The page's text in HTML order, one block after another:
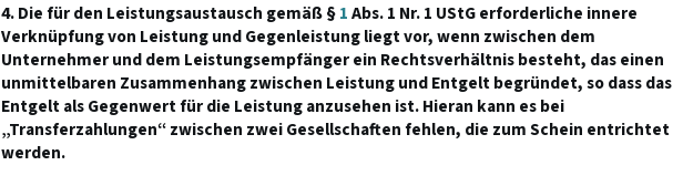
4. Die für den Leistungsaustausch gemäß §1Abs. 1 Nr. 1 UStG erforderliche innere
Verknüpfung von Leistung und Gegenleistung liegt vor, wenn zwischen dem
Unternehmer und dem Leistungsempfänger ein Rechtsverhältnis besteht, das einen
unmittelbaren Zusammenhang zwischen Leistung und Entgelt begründet, so dass das
Entgelt als Gegenwert für die Leistung anzusehen ist. Hieran kann es bei
„Transferzahlungen“ zwischen zwei Gesellschaften fehlen, die zum Schein entrichtet
werden.